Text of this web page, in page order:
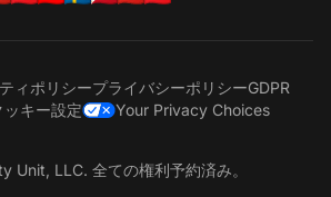
ィポリシープライバシーポリシーGDPR
ッキー設定 Your Privacy Choices
LLC. 全ての権利予約済み。